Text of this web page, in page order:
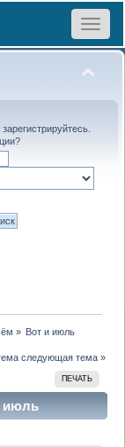
Toggle
зарегистрируйтесь.
?
» Вот и июль
следующая тема »
ПЕЧАТЬ
июль